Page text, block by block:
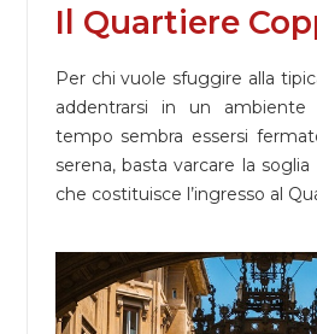
Il Quartiere
Per chi vuole sfuggire alla
addentrarsi in un
tempo sembra essersi
serena, basta varcare la
che costituisce l’ingresso al